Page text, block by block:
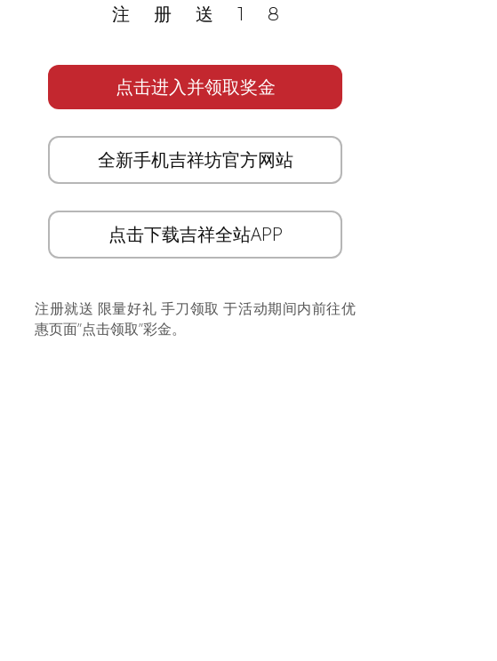
注册送18
点击进入并领取奖金
全新手机吉祥坊官方网站
点击下载吉祥全站APP
注册就送 限量好礼 手刀领取 于活动期间内前往优
惠页面”点击领取”彩金。